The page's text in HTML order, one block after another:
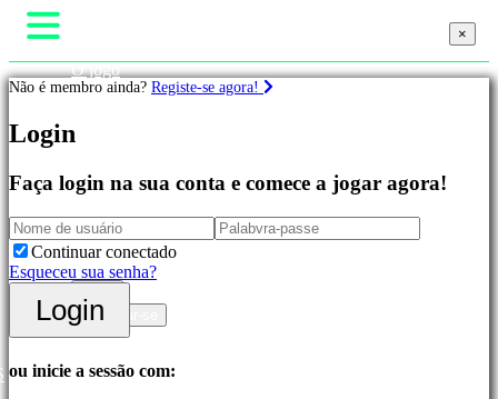
Jogos
Destacados
Lançamentos
Free
to
Play
Jogos
Jogos
O jogo
Gameplay
Noticias
Suporte
Loja
Registrar-se
×
Não é membro ainda? Registe-se agora!
Login
Faça login na sua conta e comece a jogar agora!
Continuar conectado
Esqueceu sua senha?
Login
ou inicie a sessão com:
×